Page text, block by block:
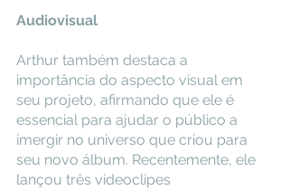
Audiovisual
Arthur também destaca a
importância do aspecto visual em
seu projeto, afirmando que ele é
essencial para ajudar o público a
imergir no universo que criou para
seu novo álbum. Recentemente, ele
lançou três videoclipes